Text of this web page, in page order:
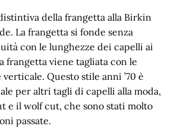
della frangetta alla Birkin
La frangetta si fonde senza
con le lunghezze dei capelli ai
frangetta viene tagliata con le
Questo stile anni ’70 è
per altri tagli di capelli alla moda,
e il wolf cut, che sono stati molto
passate.